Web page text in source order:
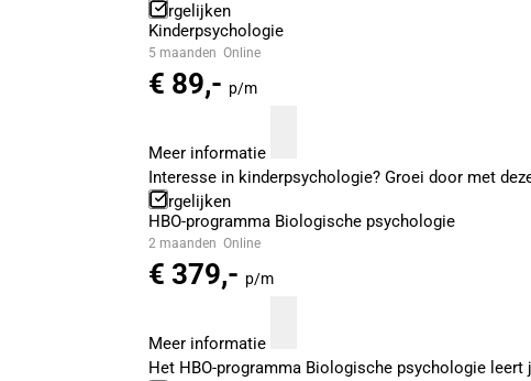
Vergelijken
Kinderpsychologie
5 maanden Online
€ 89,- p/m
Meer informatie
Interesse in kinderpsychologie? Groei door met
Vergelijken
HBO-programma Biologische psychologie
2 maanden Online
€ 379,- p/m
Meer informatie
Het HBO-programma Biologische psychologie